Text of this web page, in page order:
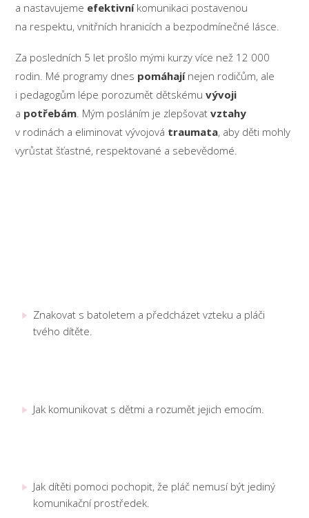
a nastavujeme efektivníkomunikaci postavenou
na respektu, vnitřních hranicích a bezpodmínečné lásce.
Za posledních 5 let prošlo mými kurzy více než 12 000
rodin. Mé programy dnes pomáhajínejen rodičům, ale
i pedagogům lépe porozumět dětskémuvývoji
a potřebám. Mým posláním je zlepšovatvztahy
v rodinách a eliminovat vývojová traumata, aby děti mohly
vyrůstat šťastné, respektované a sebevědomé.
Znakovat s batoletem a předcházet vzteku a pláči
tvého dítěte.
Jak komunikovat s dětmi a rozumět jejich emocím.
Jak dítěti pomoci pochopit, že pláč nemusí být jediný
komunikační prostředek.